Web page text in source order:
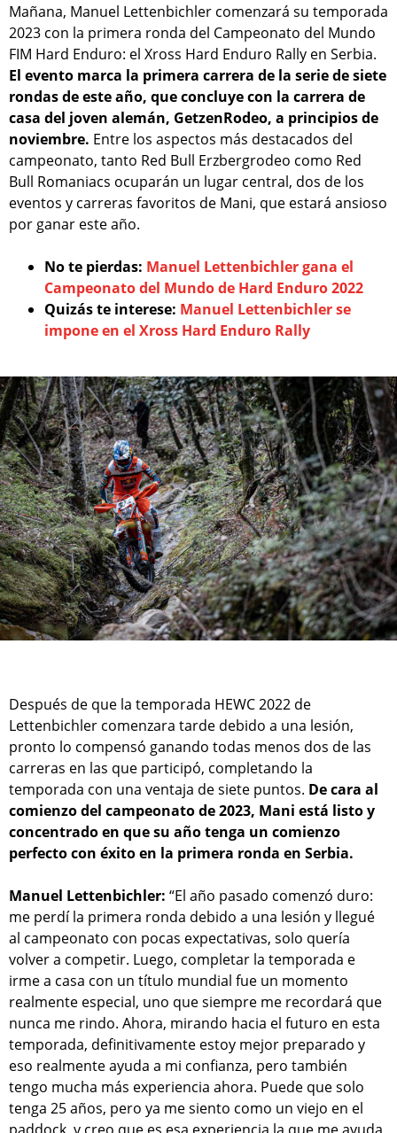
Mañana, Manuel Lettenbichler comenzará su temporada
2023 con la primera ronda del Campeonato del Mundo
FIM Hard Enduro: el Xross Hard Enduro Rally en Serbia.
El evento marca la primera carrera de la serie de siete
rondas de este año, que concluye con la carrera de
casa del joven alemán, GetzenRodeo, a principios de
noviembre. Entre los aspectos más destacados del
campeonato, tanto Red Bull Erzbergrodeo como Red
Bull Romaniacs ocuparán un lugar central, dos de los
eventos y carreras favoritos de Mani, que estará ansioso
por ganar este año.
No te pierdas: Manuel Lettenbichler gana el
Campeonato del Mundo de Hard Enduro 2022
Quizás te interese: Manuel Lettenbichler se
impone en el Xross Hard Enduro Rally
Después de que la temporada HEWC 2022 de
Lettenbichler comenzara tarde debido a una lesión,
pronto lo compensó ganando todas menos dos de las
carreras en las que participó, completando la
temporada con una ventaja de siete puntos. De cara al
comienzo del campeonato de 2023, Mani está listo y
concentrado en que su año tenga un comienzo
perfecto con éxito en la primera ronda en Serbia.
Manuel Lettenbichler: “El año pasado comenzó duro:
me perdí la primera ronda debido a una lesión y llegué
al campeonato con pocas expectativas, solo quería
volver a competir. Luego, completar la temporada e
irme a casa con un título mundial fue un momento
realmente especial, uno que siempre me recordará que
nunca me rindo. Ahora, mirando hacia el futuro en esta
temporada, definitivamente estoy mejor preparado y
eso realmente ayuda a mi confianza, pero también
tengo mucha más experiencia ahora. Puede que solo
tenga 25 años, pero ya me siento como un viejo en el